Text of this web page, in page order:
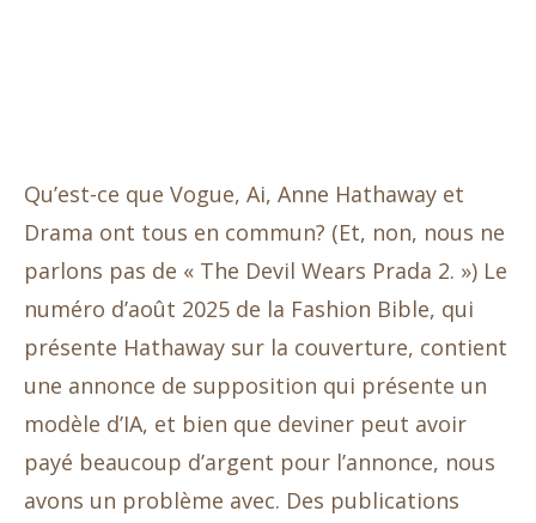
Qu’est-ce que Vogue, Ai, Anne Hathaway et
Drama ont tous en commun? (Et, non, nous ne
parlons pas de « The Devil Wears Prada 2. ») Le
numéro d’août 2025 de la Fashion Bible, qui
présente Hathaway sur la couverture, contient
une annonce de supposition qui présente un
modèle d’IA, et bien que deviner peut avoir
payé beaucoup d’argent pour l’annonce, nous
avons un problème avec. Des publications